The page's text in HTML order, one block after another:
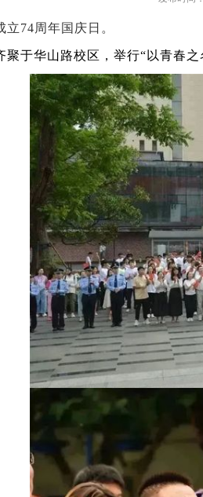
立74周年国庆日。
聚于华山路校区，举行“ 以青春